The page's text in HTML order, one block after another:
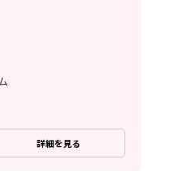
詳細を見る